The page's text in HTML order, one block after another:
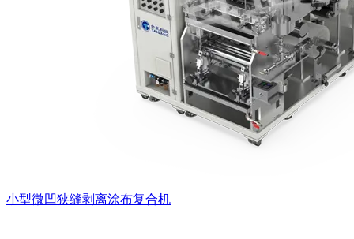
小型微凹狭缝剥离涂布复合机